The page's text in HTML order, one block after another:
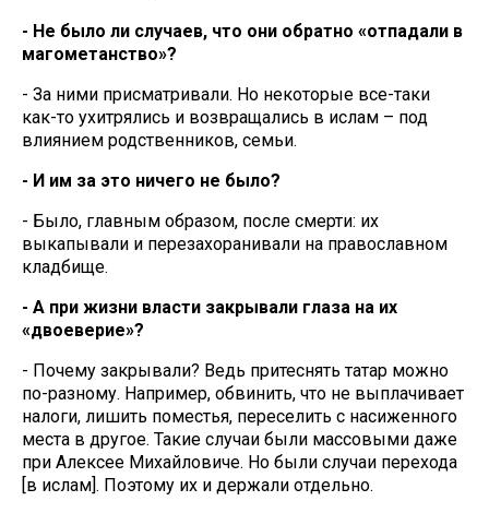
- Не было ли случаев, что они обратно «отпадали в
магометанство»?
- За ними присматривали. Но некоторые все-таки
как-то ухитрялись и возвращались в ислам – под
влиянием родственников, семьи.
- И им за это ничего не было?
- Было, главным образом, после смерти: их
выкапывали и перезахоранивали на православном
кладбище.
- А при жизни власти закрывали глаза на их
«двоеверие»?
- Почему закрывали? Ведь притеснять татар можно
по-разному. Например, обвинить, что не выплачивает
налоги, лишить поместья, переселить с насиженного
места в другое. Такие случаи были массовыми даже
при Алексее Михайловиче. Но были случаи перехода
[в ислам]. Поэтому их и держали отдельно.